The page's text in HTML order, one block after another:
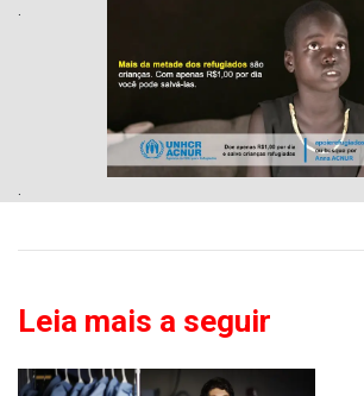
.
.
Leia mais a seguir